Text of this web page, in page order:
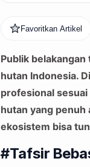
Favoritkan Artikel
Publik
hutan Indonesia.
profesional
hutan yang penuh
ekosistem bisa
#Tafsir